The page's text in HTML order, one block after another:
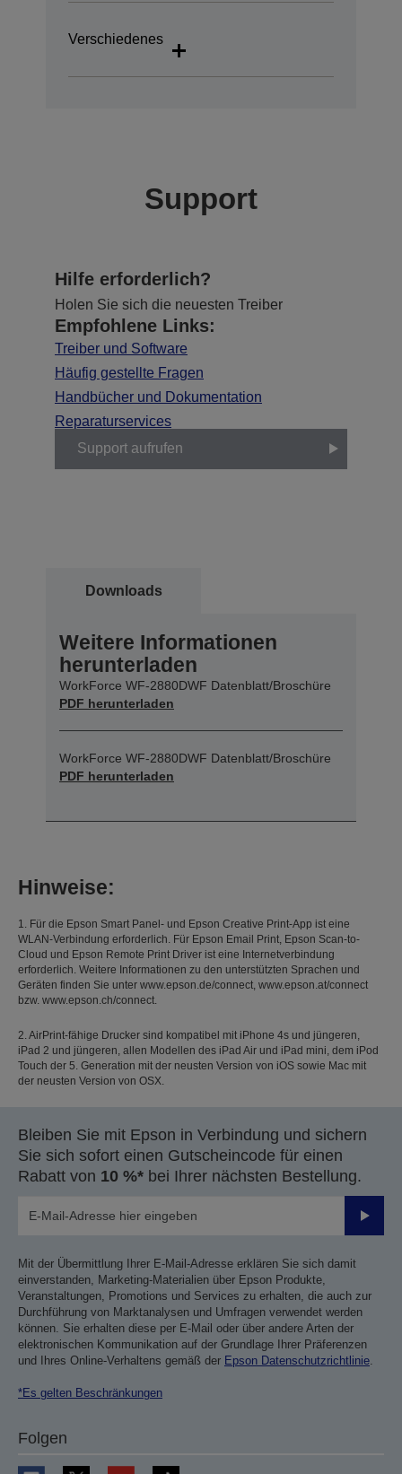
Verschiedenes
Support
Hilfe erforderlich?
Holen Sie sich die neuesten Treiber
Empfohlene Links:
Treiber und Software
Häufig gestellte Fragen
Handbücher und Dokumentation
Reparaturservices
Support aufrufen
Downloads
Weitere Informationen
herunterladen
WorkForce WF-2880DWF Datenblatt/Broschüre
PDF herunterladen
WorkForce WF-2880DWF Datenblatt/Broschüre
PDF herunterladen
Hinweise:
1. Für die Epson Smart Panel- und Epson Creative Print-App ist eine
WLAN-Verbindung erforderlich. Für Epson Email Print, Epson Scan-to-
Cloud und Epson Remote Print Driver ist eine Internetverbindung
erforderlich. Weitere Informationen zu den unterstützten Sprachen und
Geräten finden Sie unter www.epson.de/connect, www.epson.at/connect
bzw. www.epson.ch/connect.
2. AirPrint-fähige Drucker sind kompatibel mit iPhone 4s und jüngeren,
iPad 2 und jüngeren, allen Modellen des iPad Air und iPad mini, dem iPod
Touch der 5. Generation mit der neusten Version von iOS sowie Mac mit
der neusten Version von OSX.
Bleiben Sie mit Epson in Verbindung und sichern
Sie sich sofort einen Gutscheincode für einen
Rabatt von 10 %* bei Ihrer nächsten Bestellung.
Mit der Übermittlung Ihrer E-Mail-Adresse erklären Sie sich damit
einverstanden, Marketing-Materialien über Epson Produkte,
Veranstaltungen, Promotions und Services zu erhalten, die auch zur
Durchführung von Marktanalysen und Umfragen verwendet werden
können. Sie erhalten diese per E-Mail oder über andere Arten der
elektronischen Kommunikation auf der Grundlage Ihrer Präferenzen
und Ihres Online-Verhaltens gemäß der Epson Datenschutzrichtlinie
*Es gelten Beschränkungen
Folgen